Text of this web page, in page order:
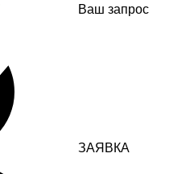
Ваш запрос
ЗАЯВКА